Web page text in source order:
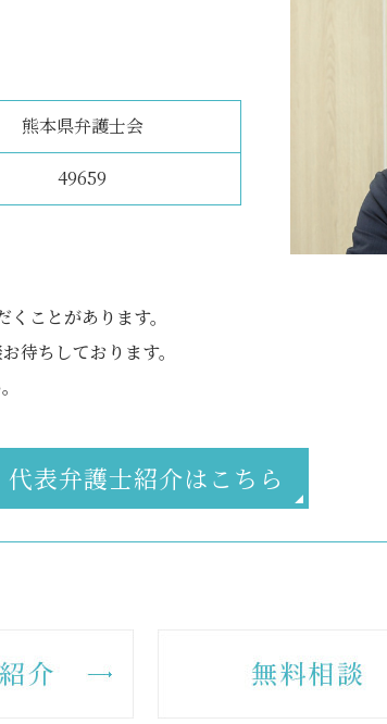
熊本県弁護士会
49659
ことがあります。
待ちしております。
代表弁護士紹介はこちら